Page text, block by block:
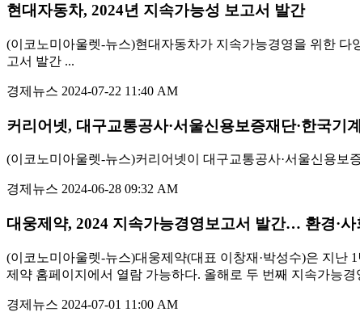
현대자동차, 2024년 지속가능성 보고서 발간
(이코노미아울렛-뉴스)현대자동차가 지속가능경영을 위한 다
고서 발간 ...
경제뉴스 2024-07-22 11:40 AM
커리어넷, 대구교통공사·서울신용보증재단·한국기
(이코노미아울렛-뉴스)커리어넷이 대구교통공사·서울신용보
경제뉴스 2024-06-28 09:32 AM
대웅제약, 2024 지속가능경영보고서 발간… 환경·
(이코노미아울렛-뉴스)대웅제약(대표 이창재·박성수)은 지난
제약 홈페이지에서 열람 가능하다. 올해로 두 번째 지속가능
경제뉴스 2024-07-01 11:00 AM